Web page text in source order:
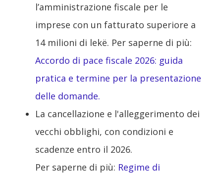
l’amministrazione fiscale per le
imprese con un fatturato superiore a
14 milioni di lekë. Per saperne di più:
Accordo di pace fiscale 2026: guida
pratica e termine per la presentazione
delle domande.
La cancellazione e l'alleggerimento dei
vecchi obblighi, con condizioni e
scadenze entro il 2026.
Per saperne di più: Regime di